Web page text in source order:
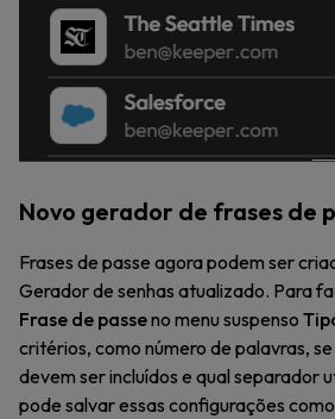
Novo gerador de frases de
Frases de passe agora podem ser
Gerador de senhas atualizado. Para
Frase de passeno menu suspenso
critérios, como número de palavras,
devem ser incluídos e qual separador
pode salvar essas configurações